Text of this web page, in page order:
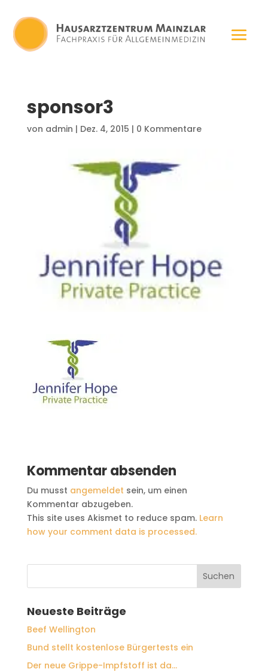
sponsor3
von admin | Dez. 4, 2015 | 0 Kommentare
Kommentar absenden
Du musst angemeldet sein, um einen
Kommentar abzugeben.
This site uses Akismet to reduce spam. Learn
how your comment data is processed.
Neueste Beiträge
Beef Wellington
Bund stellt kostenlose Bürgertests ein
Der neue Grippe-Impfstoff ist da…